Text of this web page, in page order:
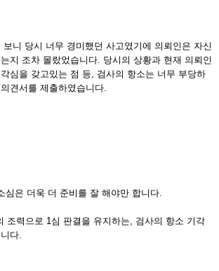
니 당시 너무 경미했던 사고였기에 의뢰인은 자신
지 조차 몰랐었습니다. 당시의 상황과 현재 의뢰인
심을 갖고있는 점 등, 검사의 항소는 너무 부당하
견서를 제출하였습니다.
심은 더욱 더 준비를 잘 해야만 합니다.
조력으로 1심 판결을 유지하는, 검사의 항소 기각
다.